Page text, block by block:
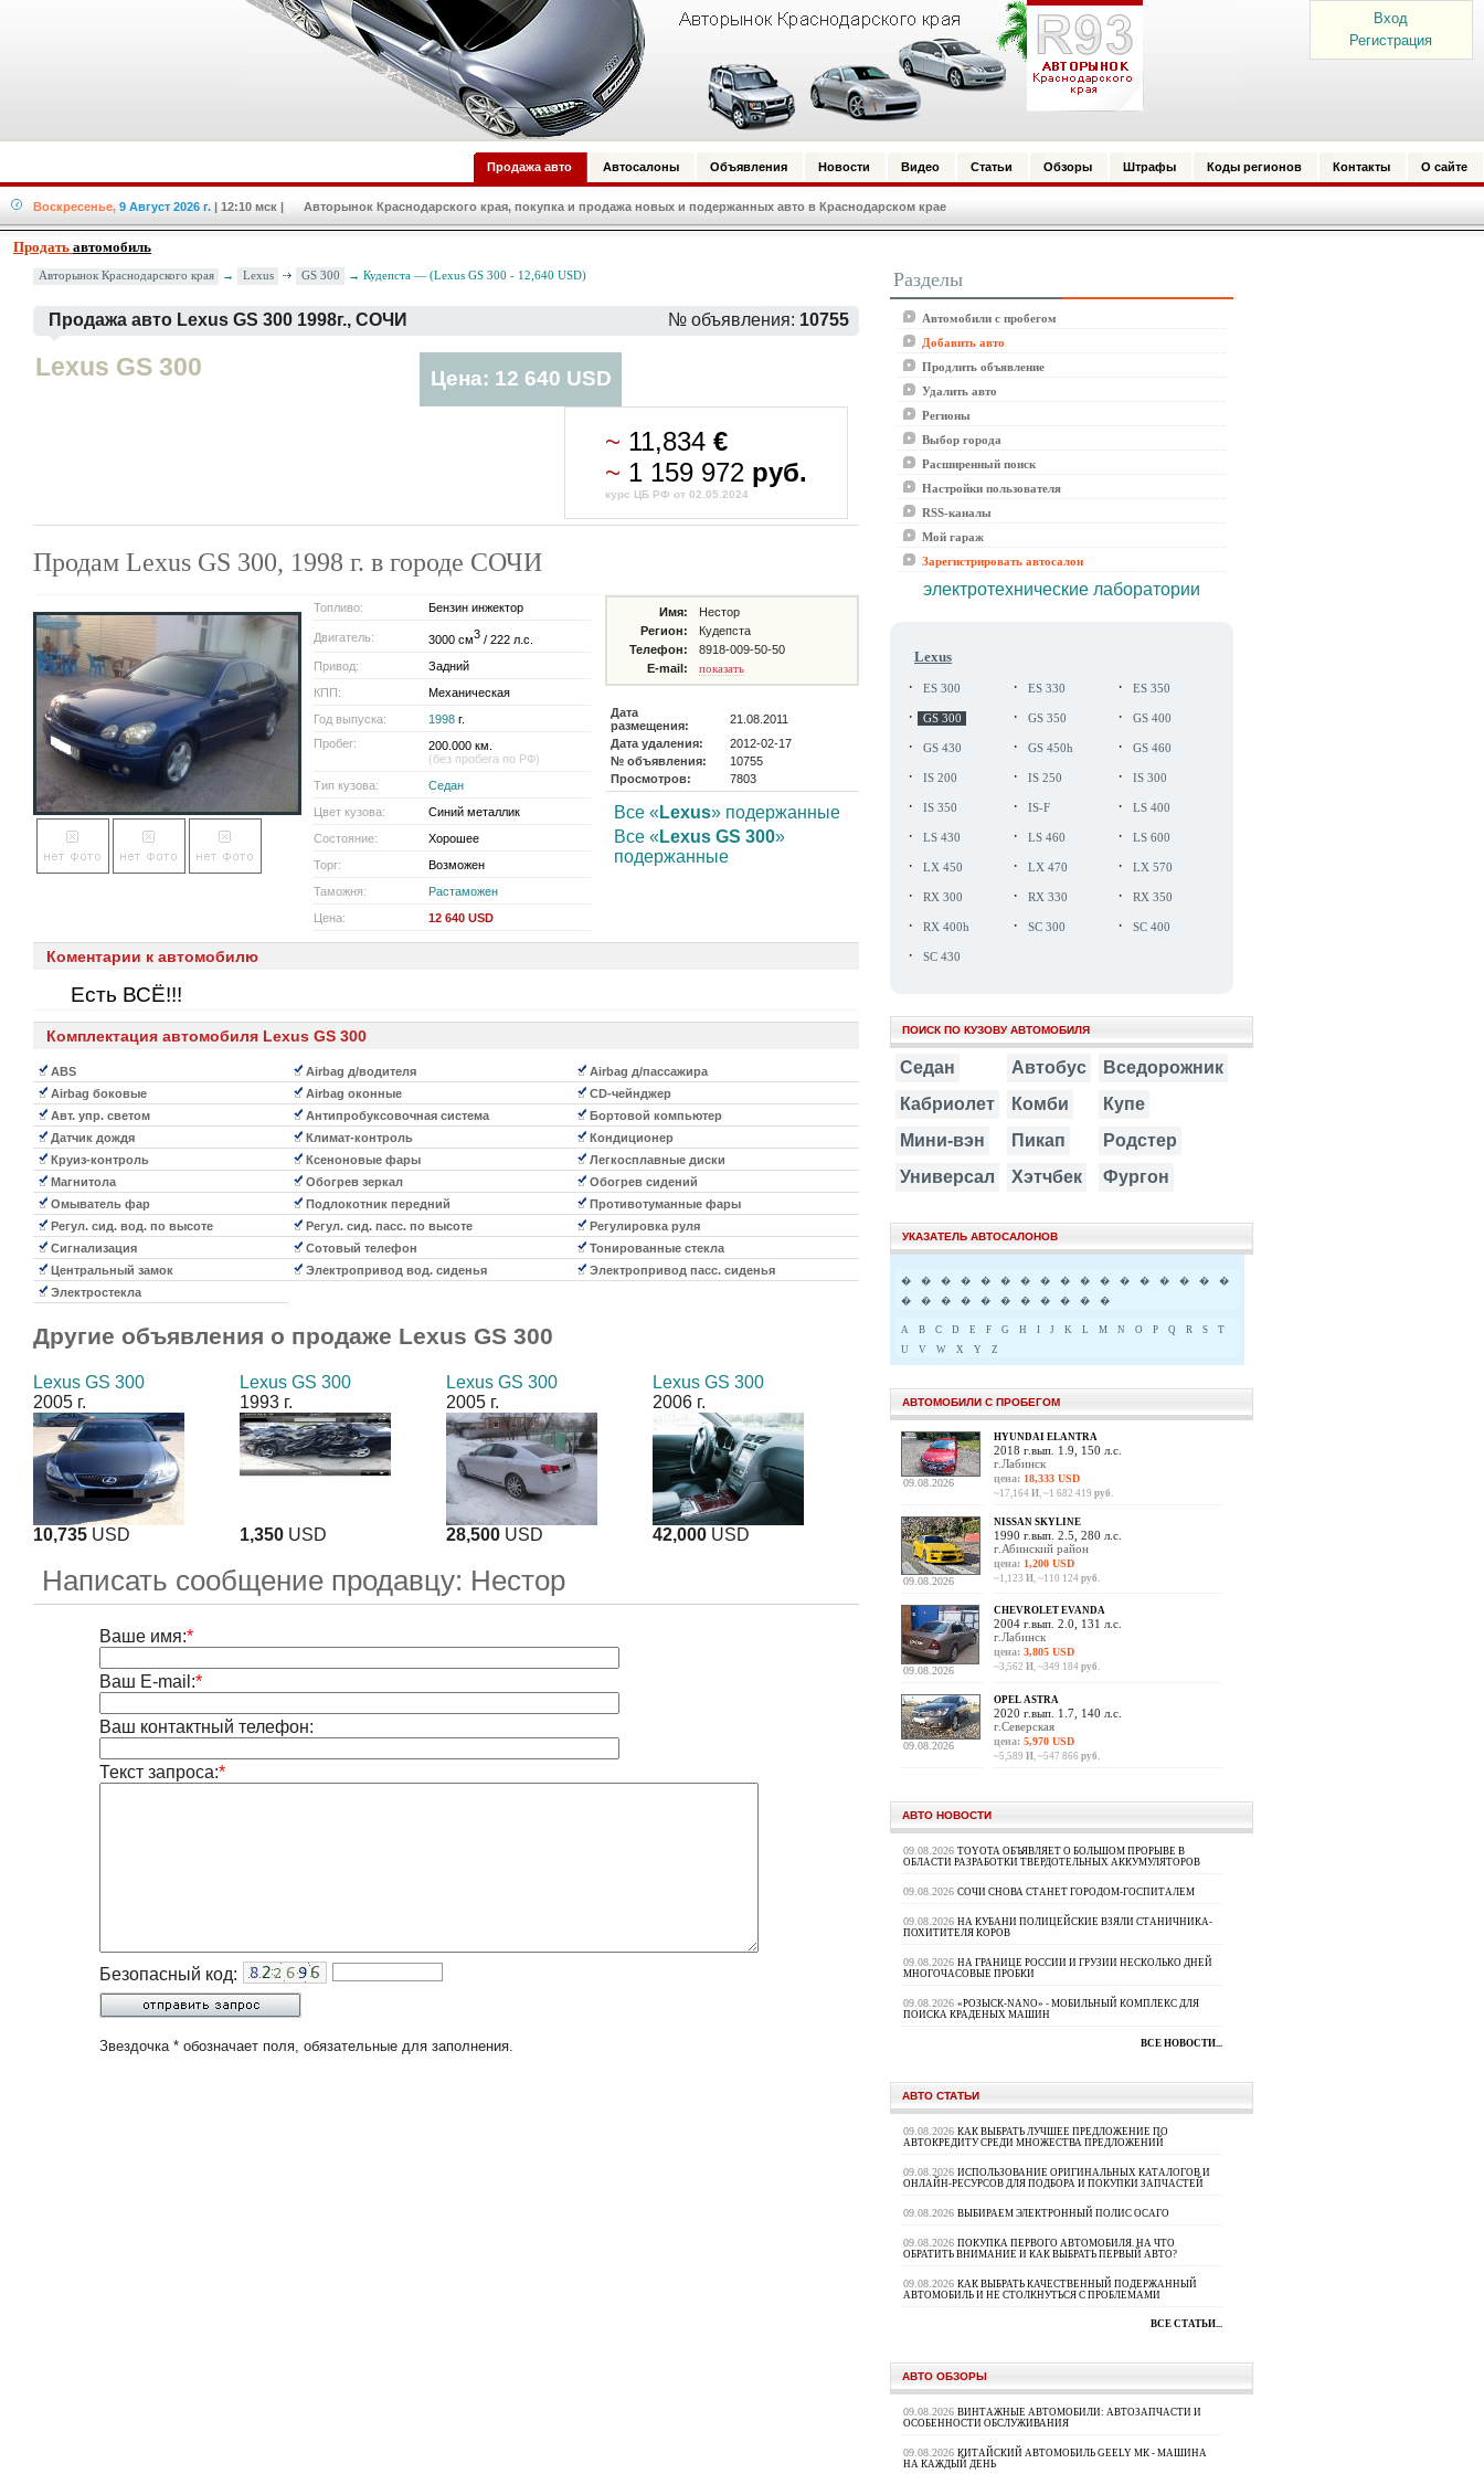
Вход
Регистрация
Продажа авто Автосалоны Объявления Новости Видео Статьи Обзоры Штрафы Коды регионов Контакты О сайте
Воскресенье, 9 Август 2026 г. | 12:10 мск | Авторынок Краснодарского края, покупка и продажа новых и подержанных авто в Краснодарском крае
Продать автомобиль
Авторынок Краснодарского края → Lexus GS 300 → Кудепста — (Lexus GS 300 - 12,640 USD)
Продажа авто Lexus GS 300 1998г., СОЧИ № объявления: 10755
Lexus GS 300 Цена: 12 640 USD
~ 11,834€
~ 1 159 972 руб.
курс ЦБ РФ от 02.05.2024
Продам Lexus GS 300, 1998 г. в городе СОЧИ
Топливо: Бензин инжектор
Двигатель: 3000 см3 / 222 л.с.
Привод:
Задний
КПП:
Механическая
Год выпуска:
1998 г.
Пробег:
200.000 км.
(без пробега по РФ)
Тип кузова:
Седан
Цвет кузова:
Синий металлик
Состояние:
Хорошее
Торг:
Возможен
Таможня:
Растаможен
Цена:
12 640 USD
Имя:
Нестор
Регион:
Кудепста
Телефон:
8918-009-50-50
E-mail:
показать
Дата
размещения:
21.08.2011
Дата удаления:
2012-02-17
№ объявления:
10755
Просмотров:
7803
Все « Lexus» подержанные
Все « Lexus GS 300»
подержанные
Коментарии к автомобилю
Есть ВСЁ!!!
Комплектация автомобиля Lexus GS 300
ABS Airbag д/водителя
Airbag д/пассажира
Airbag боковые
Airbag оконные
CD-чейнджер
Авт. упр. светом
Антипробуксовочная система
Бортовой компьютер
Датчик дождя
Климат-контроль
Кондиционер
Круиз-контроль
Ксеноновые фары
Легкосплавные диски
Магнитола
Обогрев зеркал
Обогрев сидений
Омыватель фар
Подлокотник передний
Противотуманные фары
Регул. сид. вод. по высоте
Регул. сид. пасс. по высоте
Регулировка руля
Сигнализация
Сотовый телефон
Тонированные стекла
Центральный замок
Электропривод вод. сиденья
Электропривод пасс. сиденья
Электростекла
Другие объявления о продаже Lexus GS 300
Lexus GS 300
2005 г.
10,735 USD
Lexus GS 300
1993 г.
1,350 USD
Lexus GS 300
2005 г.
28,500 USD
Lexus GS 300
2006 г.
42,000 USD
Написать сообщение продавцу: Нестор
Ваше имя:*
Ваш E-mail:*
Ваш контактный телефон:
Текст запроса:*
Безопасный код:
Звездочка * обозначает поля, обязательные для заполнения.
Разделы
Автомобили с пробегом
Добавить авто
Продлить объявление
Удалить авто
Регионы
Выбор города
Расширенный поиск
Настройки пользователя
RSS-каналы
Мой гараж
Зарегистрировать автосалон
электротехнические лаборатории
Lexus
· ES 300 · ES 330 · ES 350
· GS 300 · GS 350 · GS 400
· GS 430 · GS 450h · GS 460
· IS 200 · IS 250 · IS 300
· IS 350 · IS-F · LS 400
· LS 430 · LS 460 · LS 600
· LX 450 · LX 470 · LX 570
· RX 300 · RX 330 · RX 350
· RX 400h · SC 300 · SC 400
· SC 430
ПОИСК ПО КУЗОВУ АВТОМОБИЛЯ
Седан Автобус
Вседорожник
Кабриолет
Комби
Купе
Мини-вэн
Пикап
Родстер
Универсал
Хэтчбек Фургон
УКАЗАТЕЛЬ АВТОСАЛОНОВ
� � � � � � � � � � � � � � � �
�
�
� � � � � � � � � �
A B C D E F G H I J K L M N O P Q R S
T
U
V W X Y Z
АВТОМОБИЛИ С ПРОБЕГОМ
09.08.2026
HYUNDAI ELANTRA
2018 г.вып. 1.9, 150 л.с.
г.Лабинск
цена: 18,333 USD
~17,164 И, ~1 682 419 руб.
09.08.2026
NISSAN SKYLINE
1990 г.вып. 2.5, 280 л.с.
г.Абинский район
цена: 1,200 USD
~1,123 И, ~110 124 руб.
09.08.2026
CHEVROLET EVANDA
2004 г.вып. 2.0, 131 л.с.
г.Лабинск
цена: 3,805 USD
~3,562 И, ~349 184 руб.
09.08.2026
OPEL ASTRA
2020 г.вып. 1.7, 140 л.с.
г.Северская
цена: 5,970 USD
~5,589 И, ~547 866 руб.
АВТО НОВОСТИ
09.08.2026 TOYOTA ОБЪЯВЛЯЕТ О БОЛЬШОМ ПРОРЫВЕ В
ОБЛАСТИ РАЗРАБОТКИ ТВЕРДОТЕЛЬНЫХ АККУМУЛЯТОРОВ
09.08.2026 СОЧИ СНОВА СТАНЕТ ГОРОДОМ-ГОСПИТАЛЕМ
09.08.2026 НА КУБАНИ ПОЛИЦЕЙСКИЕ ВЗЯЛИ СТАНИЧНИКА-
ПОХИТИТЕЛЯ КОРОВ
09.08.2026 НА ГРАНИЦЕ РОССИИ И ГРУЗИИ НЕСКОЛЬКО ДНЕЙ
МНОГОЧАСОВЫЕ ПРОБКИ
09.08.2026 «РОЗЫСК-NANO» - МОБИЛЬНЫЙ КОМПЛЕКС ДЛЯ
ПОИСКА КРАДЕНЫХ МАШИН
ВСЕ НОВОСТИ...
АВТО СТАТЬИ
09.08.2026 КАК ВЫБРАТЬ ЛУЧШЕЕ ПРЕДЛОЖЕНИЕ ПО
АВТОКРЕДИТУ СРЕДИ МНОЖЕСТВА ПРЕДЛОЖЕНИЙ
09.08.2026 ИСПОЛЬЗОВАНИЕ ОРИГИНАЛЬНЫХ КАТАЛОГОВ И
ОНЛАЙН-РЕСУРСОВ ДЛЯ ПОДБОРА И ПОКУПКИ ЗАПЧАСТЕЙ
09.08.2026 ВЫБИРАЕМ ЭЛЕКТРОННЫЙ ПОЛИС ОСАГО
09.08.2026 ПОКУПКА ПЕРВОГО АВТОМОБИЛЯ. НА ЧТО
ОБРАТИТЬ ВНИМАНИЕ И КАК ВЫБРАТЬ ПЕРВЫЙ АВТО?
09.08.2026 КАК ВЫБРАТЬ КАЧЕСТВЕННЫЙ ПОДЕРЖАННЫЙ
АВТОМОБИЛЬ И НЕ СТОЛКНУТЬСЯ С ПРОБЛЕМАМИ
ВСЕ СТАТЬИ...
АВТО ОБЗОРЫ
09.08.2026 ВИНТАЖНЫЕ АВТОМОБИЛИ: АВТОЗАПЧАСТИ И
ОСОБЕННОСТИ ОБСЛУЖИВАНИЯ
09.08.2026 КИТАЙСКИЙ АВТОМОБИЛЬ GEELY МК - МАШИНА
НА КАЖДЫЙ ДЕНЬ